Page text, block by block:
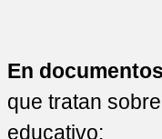
En
que tratan
educativo: